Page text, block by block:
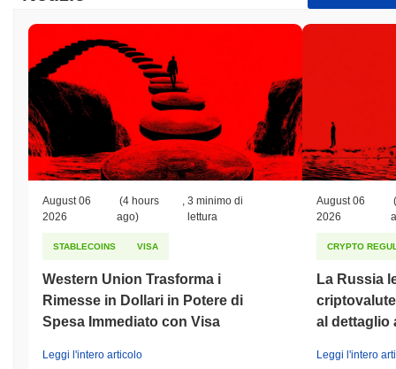
superando il mercato crypto complessivo che ha registrato un
calo del0.52%. Ciò indica una forte performance nell'azione del
prezzo di TGRAM rispetto allo slancio del mercato più ampio.
August 06
2026
(4 hours
ago)
,3 minimo di
lettura
STABLECOINS VISA
Western Union Trasforma i
Rimesse in Dollari in Potere di
Spesa Immediato con Visa
Leggi l'intero articolo
August 06
2026
CRYPTO
La Russia
al dettaglio
Leggi l'intero